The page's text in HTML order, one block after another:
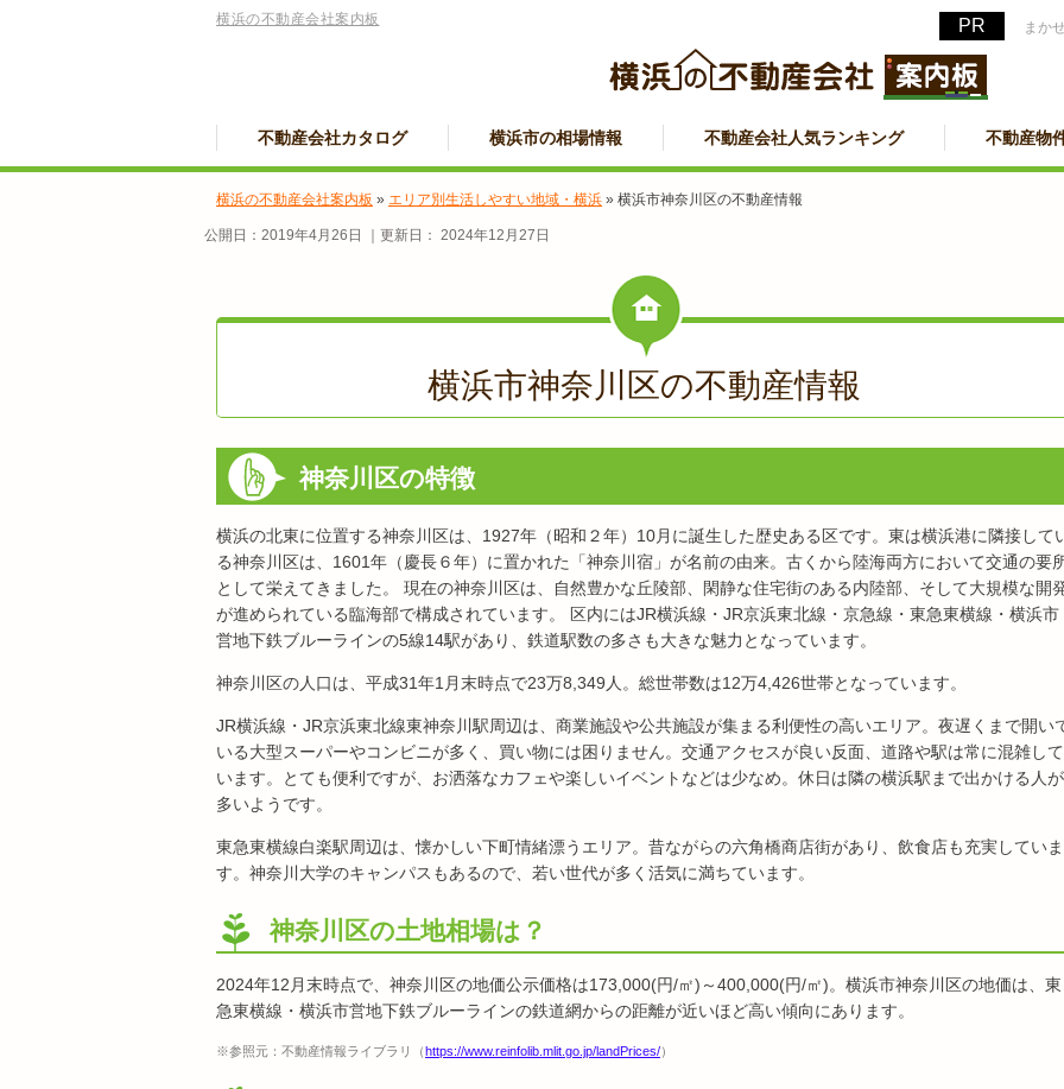
横浜の不動産会社案内板 まか
不動産会社カタログ 横浜市の相場情報 不動産会社人気ランキング 不動産物
横浜の不動産会社案内板 » エリア別生活しやすい地域・横浜 » 横浜市神奈川区の不動産情報
公開日： 2019年4月26日 ｜更新日： 2024年12月27日
横浜市神奈川区の不動産情報
神奈川区の特徴
横浜の北東に位置する神奈川区は、1927年（昭和２年）10月に誕生した歴史ある区です。東は横浜港に隣接して
る神奈川区は、1601年（慶長６年）に置かれた「神奈川宿」が名前の由来。古くから陸海両方において交通の要
として栄えてきました。 現在の神奈川区は、自然豊かな丘陵部、閑静な住宅街のある内陸部、そして大規模な開
が進められている臨海部で構成されています。 区内にはJR横浜線・JR京浜東北線・京急線・東急東横線・横浜市
営地下鉄ブルーラインの5線14駅があり、鉄道駅数の多さも大きな魅力となっています。
神奈川区の人口は、平成31年1月末時点で23万8,349人。総世帯数は12万4,426世帯となっています。
JR横浜線・JR京浜東北線東神奈川駅周辺は、商業施設や公共施設が集まる利便性の高いエリア。夜遅くまで開い
いる大型スーパーやコンビニが多く、買い物には困りません。交通アクセスが良い反面、道路や駅は常に混雑して
います。とても便利ですが、お洒落なカフェや楽しいイベントなどは少なめ。休日は隣の横浜駅まで出かける人が
多いようです。
東急東横線白楽駅周辺は、懐かしい下町情緒漂うエリア。昔ながらの六角橋商店街があり、飲食店も充実していま
す。神奈川大学のキャンパスもあるので、若い世代が多く活気に満ちています。
神奈川区の土地相場は？
2024年12月末時点で、神奈川区の地価公示価格は173,000(円/㎡)～400,000(円/㎡)。横浜市神奈川区の地価は、東
急東横線・横浜市営地下鉄ブルーラインの鉄道網からの距離が近いほど高い傾向にあります。
※参照元：不動産情報ライブラリ（https://www.reinfolib.mlit.go.jp/landPrices/）